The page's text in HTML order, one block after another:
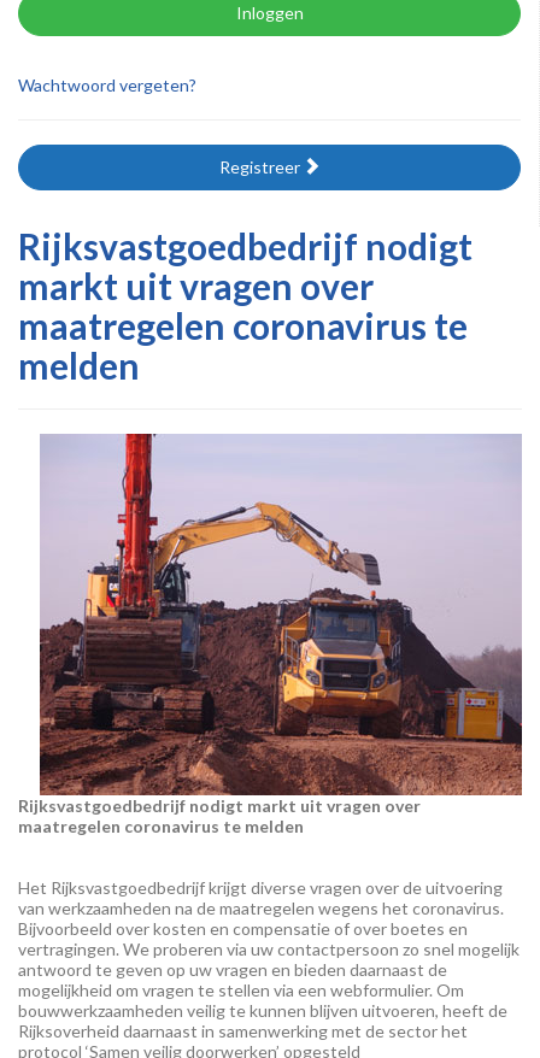
Inloggen
Wachtwoord vergeten?
Registreer
Rijksvastgoedbedrijf nodigt
markt uit vragen over
maatregelen coronavirus te
melden
Rijksvastgoedbedrijf nodigt markt uit vragen over
maatregelen coronavirus te melden
Het Rijksvastgoedbedrijf krijgt diverse vragen over de uitvoering
van werkzaamheden na de maatregelen wegens het coronavirus.
Bijvoorbeeld over kosten en compensatie of over boetes en
vertragingen. We proberen via uw contactpersoon zo snel mogelijk
antwoord te geven op uw vragen en bieden daarnaast de
mogelijkheid om vragen te stellen via een webformulier. Om
bouwwerkzaamheden veilig te kunnen blijven uitvoeren, heeft de
Rijksoverheid daarnaast in samenwerking met de sector het
protocol ‘Samen veilig doorwerken’ opgesteld